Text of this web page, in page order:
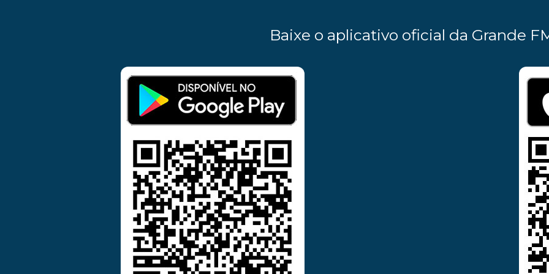
Baixe o aplicativo oficial da Grande